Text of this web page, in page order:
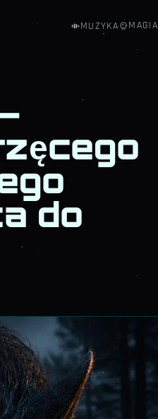
MUZYKA MAGIA
do